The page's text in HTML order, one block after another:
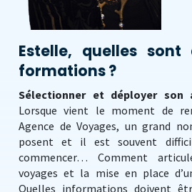
Estelle, quelles sont
formations ?
Sélectionner et déployer son
Lorsque vient le moment de
Agence de Voyages, un grand
posent et il est souvent
commencer… Comment
voyages et la mise en place
Quelles informations doivent